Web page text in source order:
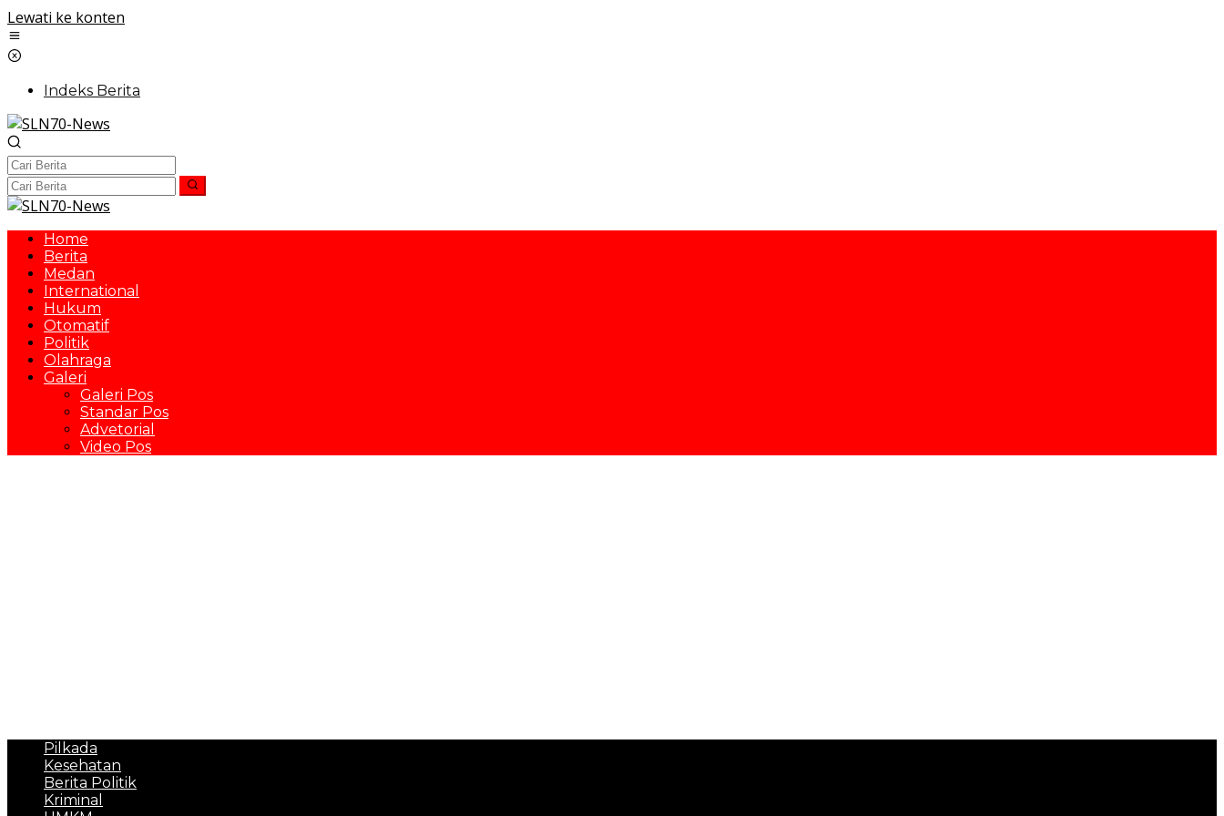
Lewati ke konten
Indeks Berita
Home
Berita
Medan
International
Hukum
Otomatif
Politik
Olahraga
Galeri
Galeri Pos
Standar Pos
Advetorial
Video Pos
Pilkada
Kesehatan
Berita Politik
Kriminal